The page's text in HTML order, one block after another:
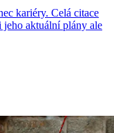
kariéry. Celá citace
aktuální plány ale